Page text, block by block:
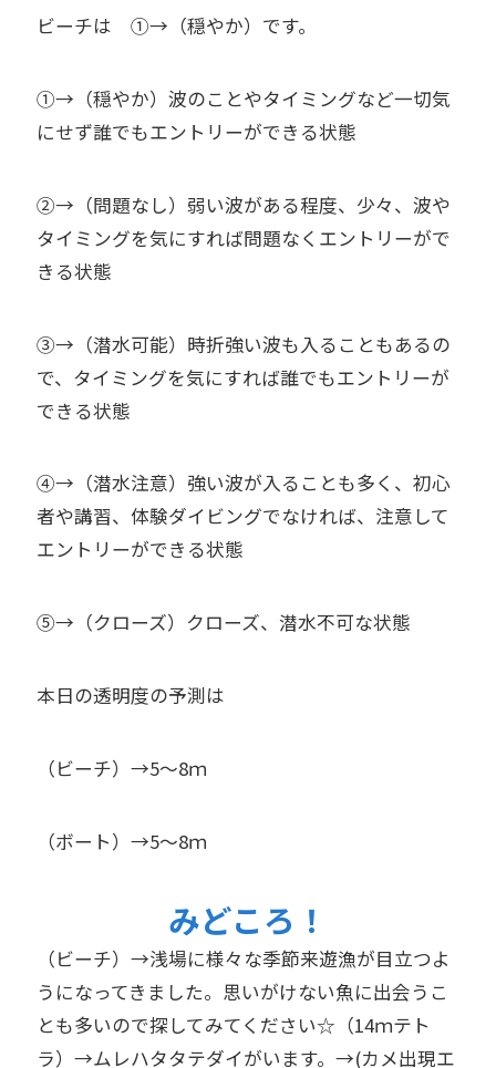
ビーチは ①→（穏やか）です。
①→（穏やか）波のことやタイミングなど一切気
にせず誰でもエントリーができる状態
②→（問題なし）弱い波がある程度、少々、波や
タイミングを気にすれば問題なくエントリーがで
きる状態
③→（潜水可能）時折強い波も入ることもあるの
で、タイミングを気にすれば誰でもエントリーが
できる状態
④→（潜水注意）強い波が入ることも多く、初心
者や講習、体験ダイビングでなければ、注意して
エントリーができる状態
⑤→（クローズ）クローズ、潜水不可な状態
本日の透明度の予測は
（ビーチ）→5～8ｍ
（ボート）→5～8ｍ
みどころ！
（ビーチ）→浅場に様々な季節来遊漁が目立つよ
うになってきました。思いがけない魚に出会うこ
とも多いので探してみてください☆（14ｍテト
ラ）→ムレハタタテダイがいます。→(カメ出現エ